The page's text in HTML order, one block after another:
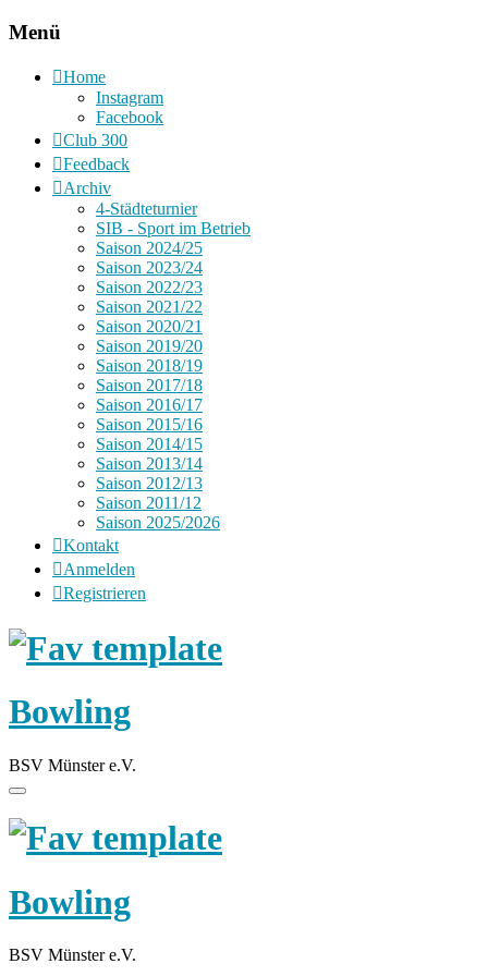
Menü
Home
Instagram
Facebook
Club 300
Feedback
Archiv
4-Städteturnier
SIB - Sport im Betrieb
Saison 2024/25
Saison 2023/24
Saison 2022/23
Saison 2021/22
Saison 2020/21
Saison 2019/20
Saison 2018/19
Saison 2017/18
Saison 2016/17
Saison 2015/16
Saison 2014/15
Saison 2013/14
Saison 2012/13
Saison 2011/12
Saison 2025/2026
Kontakt
Anmelden
Registrieren
Bowling
BSV Münster e.V.
Bowling
BSV Münster e.V.